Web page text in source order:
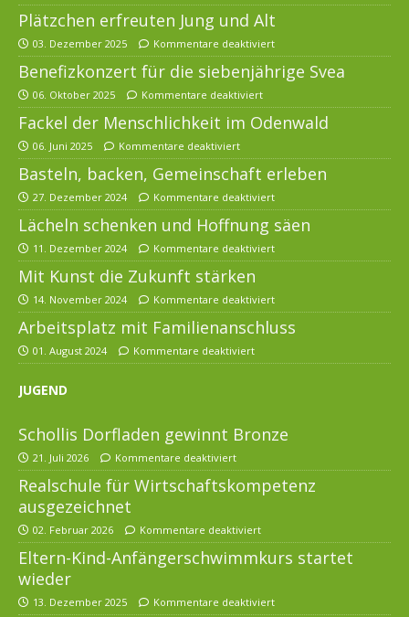
Plätzchen erfreuten Jung und Alt
03. Dezember 2025 Kommentare deaktiviert
Benefizkonzert für die siebenjährige Svea
06. Oktober 2025 Kommentare deaktiviert
Fackel der Menschlichkeit im Odenwald
06. Juni 2025 Kommentare deaktiviert
Basteln, backen, Gemeinschaft erleben
27. Dezember 2024 Kommentare deaktiviert
Lächeln schenken und Hoffnung säen
11. Dezember 2024 Kommentare deaktiviert
Mit Kunst die Zukunft stärken
14. November 2024 Kommentare deaktiviert
Arbeitsplatz mit Familienanschluss
01. August 2024 Kommentare deaktiviert
JUGEND
Schollis Dorfladen gewinnt Bronze
21. Juli 2026 Kommentare deaktiviert
Realschule für Wirtschaftskompetenz
ausgezeichnet
02. Februar 2026 Kommentare deaktiviert
Eltern-Kind-Anfängerschwimmkurs startet
wieder
13. Dezember 2025 Kommentare deaktiviert